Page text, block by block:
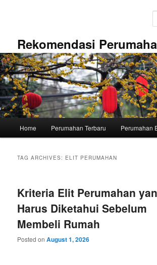
Rekomendasi
Home Perumahan Terbaru Perumahan
TAG ARCHIVES: ELIT PERUMAHAN
Kriteria Elit Perumahan
Harus Diketahui Sebelum
Membeli Rumah
Posted onAugust 1, 2026